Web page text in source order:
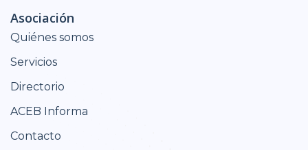
Asociación
Quiénes somos
Servicios
Directorio
ACEB Informa
Contacto